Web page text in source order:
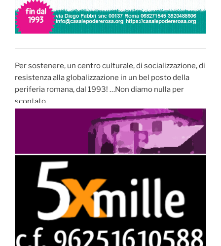
Per sostenere, un centro culturale, di socializzazione, di
resistenza alla globalizzazione in un bel posto della
periferia romana, dal 1993! …Non diamo nulla per
scontato